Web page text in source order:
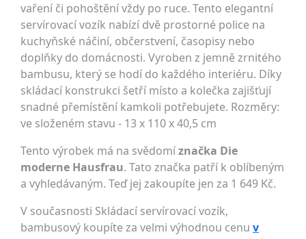
vaření či pohoštění vždy po ruce. Tento elegantní
servírovací vozík nabízí dvě prostorné police na
kuchyňské náčiní, občerstvení, časopisy nebo
doplňky do domácnosti. Vyroben z jemně zrnitého
bambusu, který se hodí do každého interiéru. Díky
skládací konstrukci šetří místo a kolečka zajišťují
snadné přemístění kamkoli potřebujete. Rozměry:
ve složeném stavu - 13 x 110 x 40,5 cm
Tento výrobek má na svědomíznačka Die
moderne Hausfrau. Tato značka patří k oblíbeným
a vyhledávaným. Teď jej zakoupíte jen za 1 649 Kč.
V současnosti Skládací servírovací vozík,
bambusový koupíte za velmi výhodnou cenu v